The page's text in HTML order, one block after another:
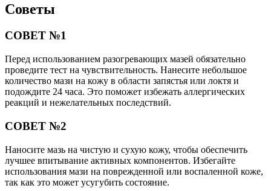
Советы
СОВЕТ №1
Перед использованием разогревающих мазей обязательно
проведите тест на чувствительность. Нанесите небольшое
количество мази на кожу в области запястья или локтя и
подождите 24 часа. Это поможет избежать аллергических
реакций и нежелательных последствий.
СОВЕТ №2
Наносите мазь на чистую и сухую кожу, чтобы обеспечить
лучшее впитывание активных компонентов. Избегайте
использования мази на поврежденной или воспаленной коже,
так как это может усугубить состояние.